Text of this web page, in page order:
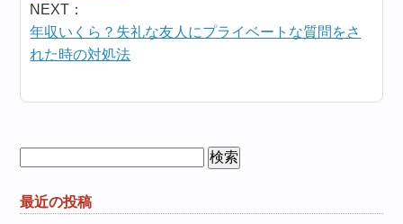
NEXT：
年収いくら？失礼な友人にプライベートな質問をさ
れた時の対処法
最近の投稿